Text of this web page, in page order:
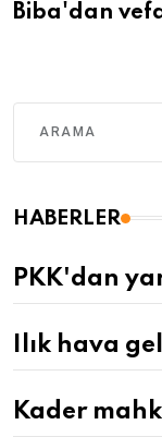
Biba'dan
HABERLER
PKK'dan
Ilık hava
Kader